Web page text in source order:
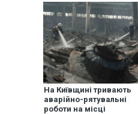
На Київщині тривають
аварійно-рятувальні
роботи на місці